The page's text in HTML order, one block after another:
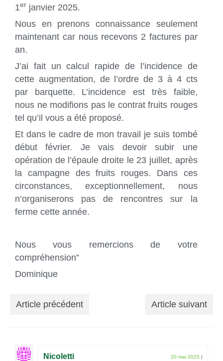
1er janvier 2025.
Nous en prenons connaissance seulement
maintenant car nous recevons 2 factures par
an.
J’ai fait un calcul rapide de l’incidence de
cette augmentation, de l’ordre de 3 à 4 cts
par barquette. L’incidence est très faible,
nous ne modifions pas le contrat fruits rouges
tel qu’il vous a été proposé.
Et dans le cadre de mon travail je suis tombé
début février. Je vais devoir subir une
opération de l’épaule droite le 23 juillet, après
la campagne des fruits rouges. Dans ces
circonstances, exceptionnellement, nous
n’organiserons pas de rencontres sur la
ferme cette année.
Nous vous remercions de votre
compréhension”
Dominique
Article précédent Article suivant
Nicoletti 20 mai 2025 |